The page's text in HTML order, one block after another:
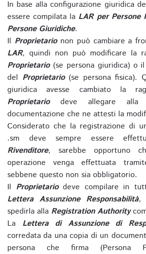
In base alla configurazione giuridica
essere compilata la LAR per Persone
Persone Giuridiche.
Il Proprietarionon può cambiare a
LAR, quindi non può modificare la
Proprietario(se persona giuridica) o
del Proprietario(se persona fisica).
giuridica avesse cambiato la
Proprietariodeve allegare alla
documentazione che ne attesti la
Considerato che la registrazione di
.sm deve sempre essere
Rivenditore, sarebbe opportuno
operazione venga effettuata
sebbene questo non sia obbligatorio.
Il Proprietariodeve compilare in
Lettera Assunzione Responsabilità,
spedirla alla Registration Authority
La Lettera di Assunzione di
corredata da una copia di un
persona che firma (Persona